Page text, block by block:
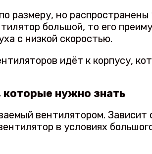
размеру, но
большой, то его
с низкой скоростью.
идёт к корпусу,
которые нужно знать
вентилятором. Зависит
в условиях